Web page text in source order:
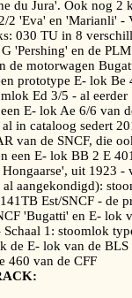
du Jura'. Ook nog 2
2 'Eva' en 'Marianli' -
030 TU in 8
'Pershing' en de
de motorwagen
prototype E- lok Be
Ed 3/5 - al eerder
E- lok Ae 6/6 van
in cataloog sedert
van de SNCF, die
een E- lok BB 2 E
uit 1923 -
aangekondigd):
Est/SNCF - de
'Bugatti' en E- lok
Schaal 1: stoomlok
de E- lok van de BLS
460 van de CFF